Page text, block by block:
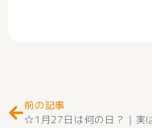
前の記事